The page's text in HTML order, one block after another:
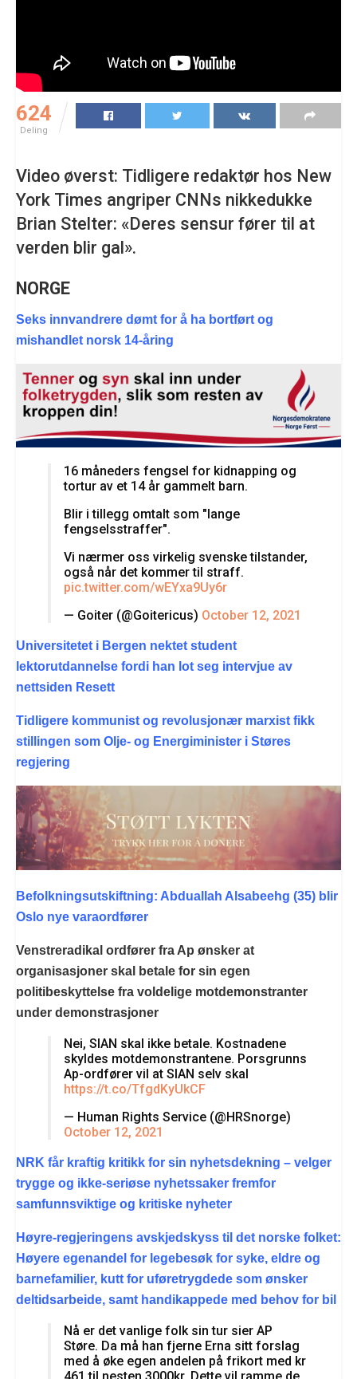
624
Deling
Video øverst: Tidligere redaktør hos New
York Times angriper CNNs nikkedukke
Brian Stelter: «Deres sensur fører til at
verden blir gal».
NORGE
Seks innvandrere dømt for å ha bortført og
mishandlet norsk 14-åring
16 måneders fengsel for kidnapping og
tortur av et 14 år gammelt barn.
Blir i tillegg omtalt som "lange
fengselsstraffer".
Vi nærmer oss virkelig svenske tilstander,
også når det kommer til straff.
pic.twitter.com/wEYxa9Uy6r
— Goiter (@Goitericus) October 12, 2021
Universitetet i Bergen nektet student
lektorutdannelse fordi han lot seg intervjue av
nettsiden Resett
Tidligere kommunist og revolusjonær marxist fikk
stillingen som Olje- og Energiminister i Støres
regjering
Befolkningsutskiftning: Abduallah Alsabeehg (35) blir
Oslo nye varaordfører
Venstreradikal ordfører fra Ap ønsker at
organisasjoner skal betale for sin egen
politibeskyttelse fra voldelige motdemonstranter
under demonstrasjoner
Nei, SIAN skal ikke betale. Kostnadene
skyldes motdemonstrantene. Porsgrunns
Ap-ordfører vil at SIAN selv skal
https://t.co/TfgdKyUkCF
— Human Rights Service (@HRSnorge)
October 12, 2021
NRK får kraftig kritikk for sin nyhetsdekning – velger
trygge og ikke-seriøse nyhetssaker fremfor
samfunnsviktige og kritiske nyheter
Høyre-regjeringens avskjedskyss til det norske folket:
Høyere egenandel for legebesøk for syke, eldre og
barnefamilier, kutt for uføretrygdede som ønsker
deltidsarbeide, samt handikappede med behov for bil
Nå er det vanlige folk sin tur sier AP
Støre. Da må han fjerne Erna sitt forslag
med å øke egen andelen på frikort med kr
461 til nesten 3000kr. Dette vil ramme de